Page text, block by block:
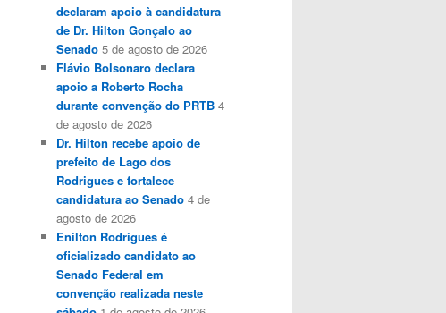
declaram apoio à candidatura
de Dr. Hilton Gonçalo ao
Senado 5 de agosto de 2026
Flávio Bolsonaro declara
apoio a Roberto Rocha
durante convenção do PRTB 4
de agosto de 2026
Dr. Hilton recebe apoio de
prefeito de Lago dos
Rodrigues e fortalece
candidatura ao Senado 4 de
agosto de 2026
Enilton Rodrigues é
oficializado candidato ao
Senado Federal em
convenção realizada neste